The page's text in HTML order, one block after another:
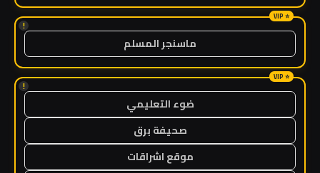
!
ماسنجر المسلم
!
ضوء التعليمي
صحيفة برق
موقع اشراقات